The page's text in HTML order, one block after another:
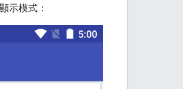
示模式：